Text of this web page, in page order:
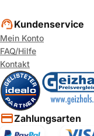
Kundenservice
Mein Konto
FAQ/Hilfe
Kontakt
Zahlungsarten